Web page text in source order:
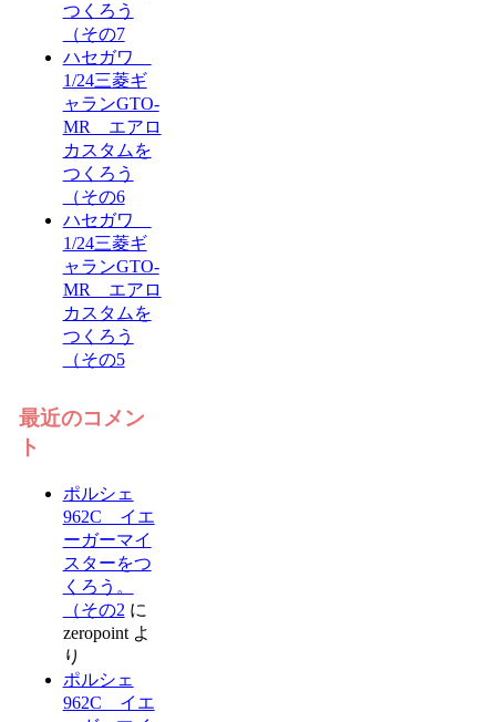
つくろう
（その7
ハセガワ
1/24三菱ギ
ャランGTO-
MR エアロ
カスタムを
つくろう
（その6
ハセガワ
1/24三菱ギ
ャランGTO-
MR エアロ
カスタムを
つくろう
（その5
最近のコメン
ト
ポルシェ
962C イエ
ーガーマイ
スターをつ
くろう。
（その2 に
zeropointよ
り
ポルシェ
962C イエ